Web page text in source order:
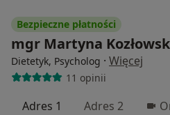
Bezpieczne płatności
mgr Martyna
Dietetyk, Psycholog · Więcej
11 opinii
Adres 1 Adres 2